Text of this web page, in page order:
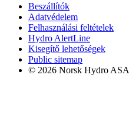
Beszállítók
Adatvédelem
Felhasználási feltételek
Hydro AlertLine
Kisegítő lehetőségek
Public sitemap
© 2026 Norsk Hydro ASA